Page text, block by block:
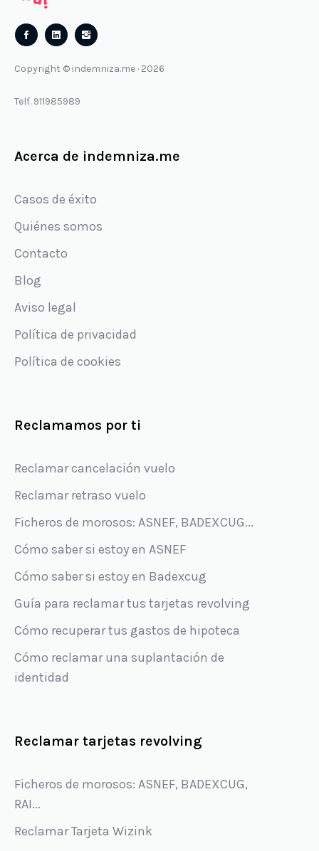
Follow
on
Follow
on
Copyright © indemniza.me · 2026
Telf. 911985989
Acerca de indemniza.me
Casos de éxito
Quiénes somos
Contacto
Blog
Aviso legal
Política de privacidad
Política de cookies
Reclamamos por ti
Reclamar cancelación vuelo
Reclamar retraso vuelo
Ficheros de morosos: ASNEF, BADEXCUG...
Cómo saber si estoy en ASNEF
Cómo saber si estoy en Badexcug
Guía para reclamar tus tarjetas revolving
Cómo recuperar tus gastos de hipoteca
Cómo reclamar una suplantación de
identidad
Reclamar tarjetas revolving
Ficheros de morosos: ASNEF, BADEXCUG,
RAI...
Reclamar Tarjeta Wizink